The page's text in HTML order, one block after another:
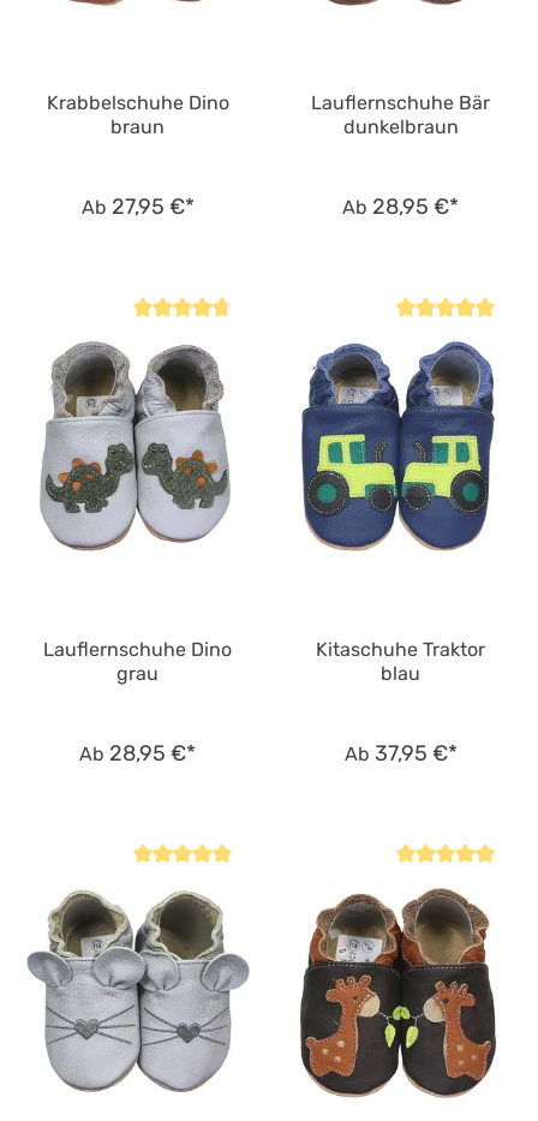
Krabbelschuhe Dino
braun
Ab 27,95 €*
Lauflernschuhe Bär
dunkelbraun
Ab 28,95 €*
Lauflernschuhe Dino
grau
Ab 28,95 €*
Kitaschuhe Traktor
blau
Ab 37,95 €*